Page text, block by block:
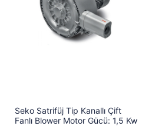
Seko Satrifüj Tip Kanallı Çift
Fanlı Blower Motor Gücü: 1,5 Kw